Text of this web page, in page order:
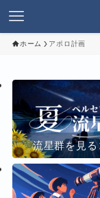
ホーム アポロ計画
流星群を見